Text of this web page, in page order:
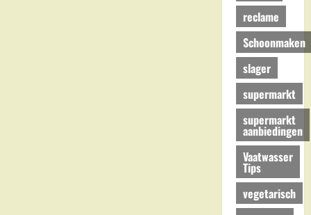
reclame
Schoonmaken
slager
supermarkt
supermarkt
aanbiedingen
Vaatwasser
Tips
vegetarisch